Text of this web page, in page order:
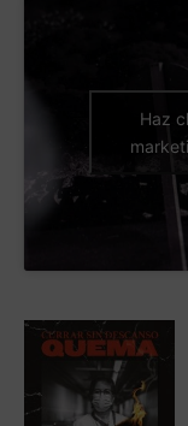
Haz